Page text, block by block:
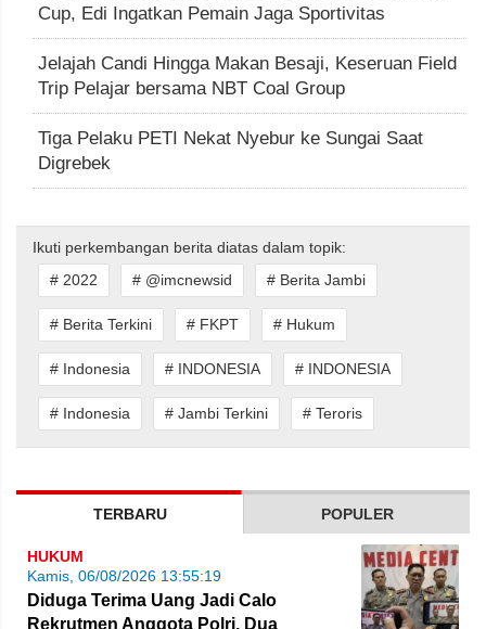
Cup, Edi Ingatkan Pemain Jaga Sportivitas
Jelajah Candi Hingga Makan Besaji, Keseruan Field
Trip Pelajar bersama NBT Coal Group
Tiga Pelaku PETI Nekat Nyebur ke Sungai Saat
Digrebek
Ikuti perkembangan berita diatas dalam topik:
# 2022
# @imcnewsid # Berita Jambi
# Berita Terkini # FKPT # Hukum
# Indonesia # INDONESIA # INDONESIA
# Indonesia # Jambi Terkini # Teroris
TERBARU POPULER
HUKUM
Kamis, 06/08/2026 13:55:19
Diduga Terima Uang Jadi Calo
Rekrutmen Anggota Polri, Dua